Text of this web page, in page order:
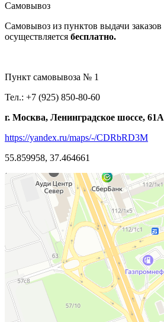
Самовывоз
Самовывоз из пунктов выдачи заказов
осуществляется бесплатно.
Пункт самовывоза № 1
Тел.: +7 (925) 850-80-60
г. Москва, Ленинградское шоссе, 61А
https://yandex.ru/maps/-/CDRbRD3M
55.859958, 37.464661